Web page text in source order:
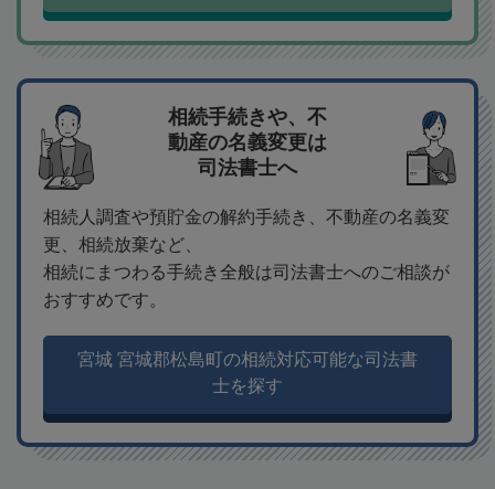
相続手続きや、不
動産の名義変更は
司法書士へ
相続人調査や預貯金の解約手続き、不動産の名義変
更、相続放棄など、
相続にまつわる手続き全般は司法書士へのご相談が
おすすめです。
宮城 宮城郡松島町の相続対応可能な司法書
士を探す